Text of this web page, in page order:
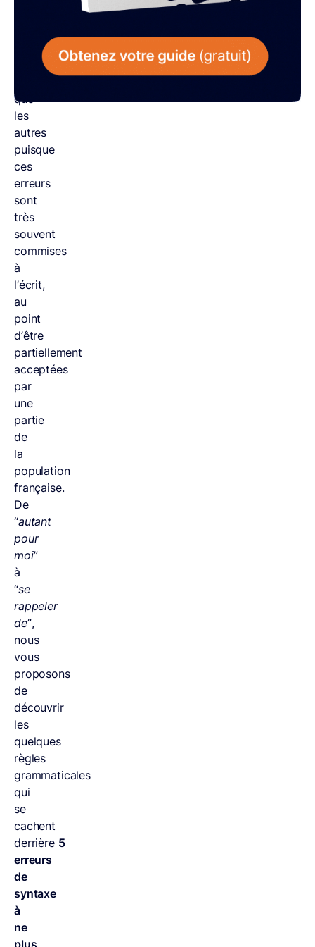
autant
que
les
autres
puisque
ces
erreurs
sont
très
souvent
commises
à
l’écrit,
au
point
d’être
partiellement
acceptées
par
une
partie
de
la
population
française.
De
“autant
pour
moi”
à
“se
rappeler
de”,
nous
vous
proposons
de
découvrir
les
quelques
règles
grammaticales
qui
se
cachent
derrière 5
erreurs
de
syntaxe
à
ne